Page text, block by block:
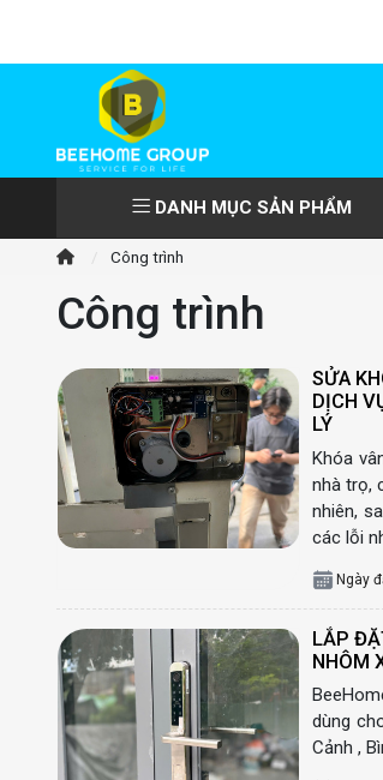
DANH MỤC SẢN PHẨM
Công trình
Công trình
SỬA
DỊCH
LÝ
Khóa
nhà trọ,
nhiên,
các lỗi
Ngày
LẮP
NHÔM
dùng
Cảnh ,